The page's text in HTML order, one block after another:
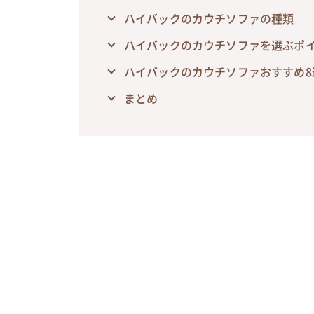
ハイバックのカウチソファの種類
ハイバックのカウチソファを選ぶポ
ハイバックのカウチソファおすすめ
まとめ